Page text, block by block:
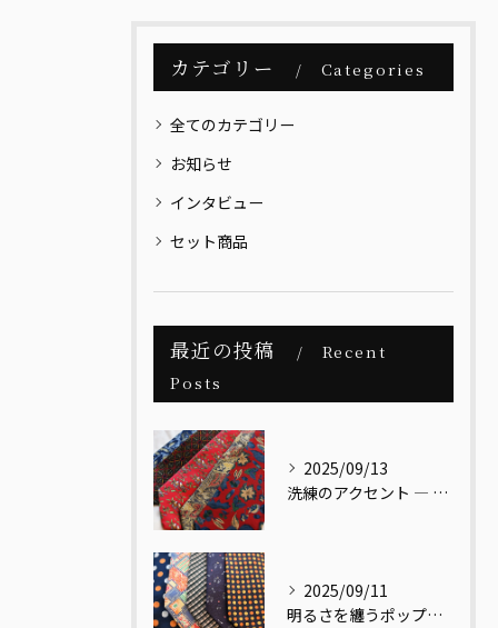
カテゴリー Categories
全てのカテゴリー
お知らせ
インタビュー
セット商品
最近の投稿
Recent
Posts
2025/09/13
洗練のアクセント ― レッドベース リーフ柄ネクタイ
2025/09/11
明るさを纏うポップ柄ネクタイ